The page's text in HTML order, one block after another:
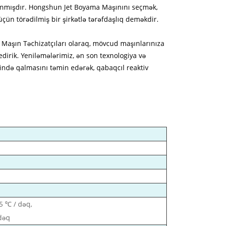
Hongshun Jet Boyama Maşınını seçmək,
törədilmiş bir şirkətlə tərəfdaşlıq deməkdir.
Təchizatçıları olaraq, mövcud maşınlarınıza
Yeniləmələrimiz, ən son texnologiya və
qalmasını təmin edərək, qabaqcıl reaktiv
℃ / dəq,